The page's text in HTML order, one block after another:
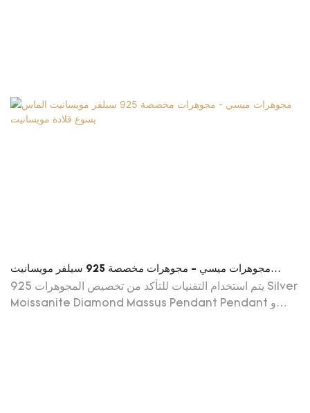
مجوهرات ميسي - مجوهرات مخصصة 925 سيلفر مويسانيت
الماس يسوع قلادة مويسانيت
يتم استخدام التقنيات للتأكد من تخصيص المجوهرات 925 Silver
Moissanite Diamond Massus Pendant Pendant و